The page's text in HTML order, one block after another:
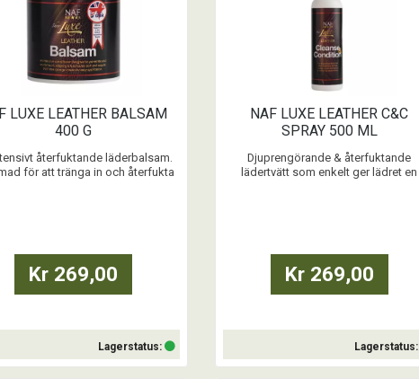
LUXE LEATHER BALSAM
400 G
återfuktande läderbalsam.
för att tränga in och återfukta
av lädret som kommer i kontakt
med din häst 48h innan första
användning.
Kr 269,00
Lagerstatus:
NAF LUXE LEATHER C&C
SPRAY 500 ML
Djuprengörande & återfuktande
lädertvätt som enkelt ger lädret en
Kr 269,00
Lagerstatus: